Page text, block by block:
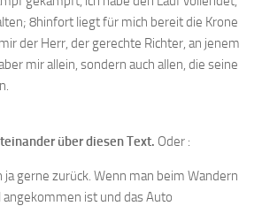
8hinfort liegt für mich bereit die Krone
der Herr, der gerechte Richter, an jenem
mir allein, sondern auch allen, die seine
über diesen Text. Oder :
ja gerne zurück. Wenn man beim Wandern
ist und das Auto